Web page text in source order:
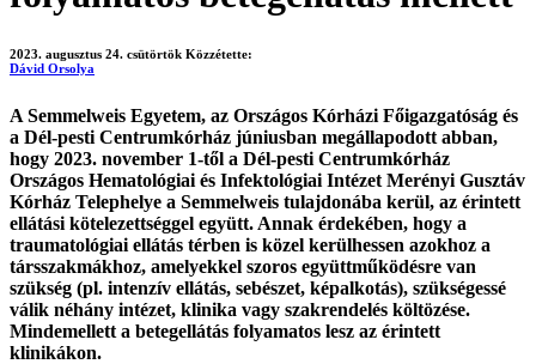
2023. augusztus 24. csütörtök Közzétette:
Dávid Orsolya
A Semmelweis Egyetem, az Országos Kórházi Főigazgatóság és
a Dél-pesti Centrumkórház júniusban megállapodott abban,
hogy 2023. november 1-től a Dél-pesti Centrumkórház
Országos Hematológiai és Infektológiai Intézet Merényi Gusztáv
Kórház Telephelye a Semmelweis tulajdonába kerül, az érintett
ellátási kötelezettséggel együtt. Annak érdekében, hogy a
traumatológiai ellátás térben is közel kerülhessen azokhoz a
társszakmákhoz, amelyekkel szoros együttműködésre van
szükség (pl. intenzív ellátás, sebészet, képalkotás), szükségessé
válik néhány intézet, klinika vagy szakrendelés költözése.
Mindemellett a betegellátás folyamatos lesz az érintett
klinikákon.